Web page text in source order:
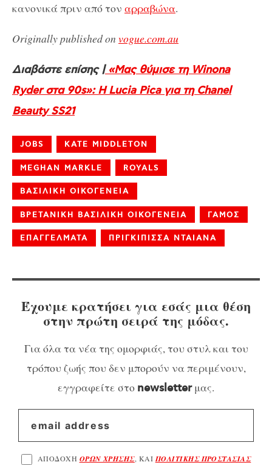
κανονικά πριν από τoν αρραβώνα.
Originallypublishedon vogue.com.au
Διαβάστε επίσης |«Μας θύμισε τη Winona
Ryder στα 90s»: Η Lucia Pica για τη Chanel
Beauty SS21
JOBS KATE MIDDLETON
MEGHAN MARKLE ROYALS
ΒΑΣΙΛΙΚΗ ΟΙΚΟΓΕΝΕΙΑ
ΒΡΕΤΑΝΙΚΗ ΒΑΣΙΛΙΚΗ ΟΙΚΟΓΕΝΕΙΑ ΓΑΜΟΣ
ΕΠΑΓΓΕΛΜΑΤΑ ΠΡΙΓΚΙΠΙΣΣΑ ΝΤΑΙΑΝΑ
Έχουμε κρατήσει για εσάς μια θέση
στην πρώτη σειρά της μόδας.
Για όλα τα νέα της ομορφιάς, του στυλ και του
τρόπου ζωής που δεν μπορούν να περιμένουν,
εγγραφείτε στο newsletterμας.
ΑΠΟΔΟΧΗ ΟΡΩΝ ΧΡΗΣΗΣ, ΚΑΙΠΟΛΙΤΙΚΗΣ ΠΡΟΣΤΑΣΙΑΣ